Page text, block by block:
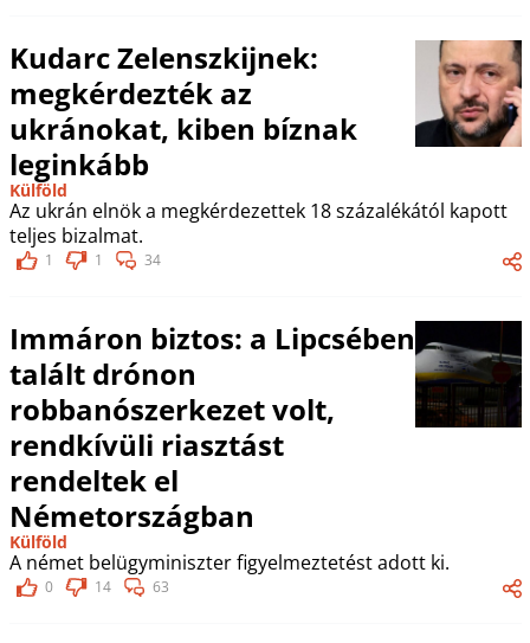
Kudarc Zelenszkijnek:
megkérdezték az
ukránokat, kiben bíznak
leginkább
Külföld
Az ukrán elnök a megkérdezettek 18 százalékától kapott
teljes bizalmat.
1 1 34
Immáron biztos: a Lipcsében
talált drónon
robbanószerkezet volt,
rendkívüli riasztást
rendeltek el
Németországban
Külföld
A német belügyminiszter figyelmeztetést adott ki.
0 14 63